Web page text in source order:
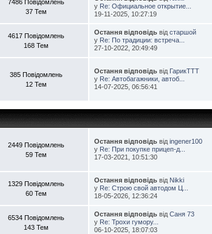
7486 Повідомлень
37 Тем
у Re: Официальное открытие...
19-11-2025, 10:27:19
4617 Повідомлень
168 Тем
Остання відповідьвід старшой
у Re: По традиции: встреча...
27-10-2022, 20:49:49
385 Повідомлень
12 Тем
Остання відповідьвід ГарикTTT
у Re: Автобагажники, автоб...
14-07-2025, 06:56:41
2449 Повідомлень
59 Тем
Остання відповідьвід ingener100
у Re: При покупке прицеп-д...
17-03-2021, 10:51:30
1329 Повідомлень
60 Тем
Остання відповідьвід Nikki
у Re: Строю свой автодом Ц...
18-05-2026, 12:36:24
6534 Повідомлень
143 Тем
Остання відповідьвід Саня 73
у Re: Трохи гумору...
06-10-2025, 18:07:03